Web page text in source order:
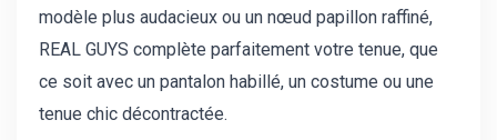
modèle plus audacieux ou un nœud papillon raffiné,
REAL GUYS complète parfaitement votre tenue, que
ce soit avec un pantalon habillé, un costume ou une
tenue chic décontractée.